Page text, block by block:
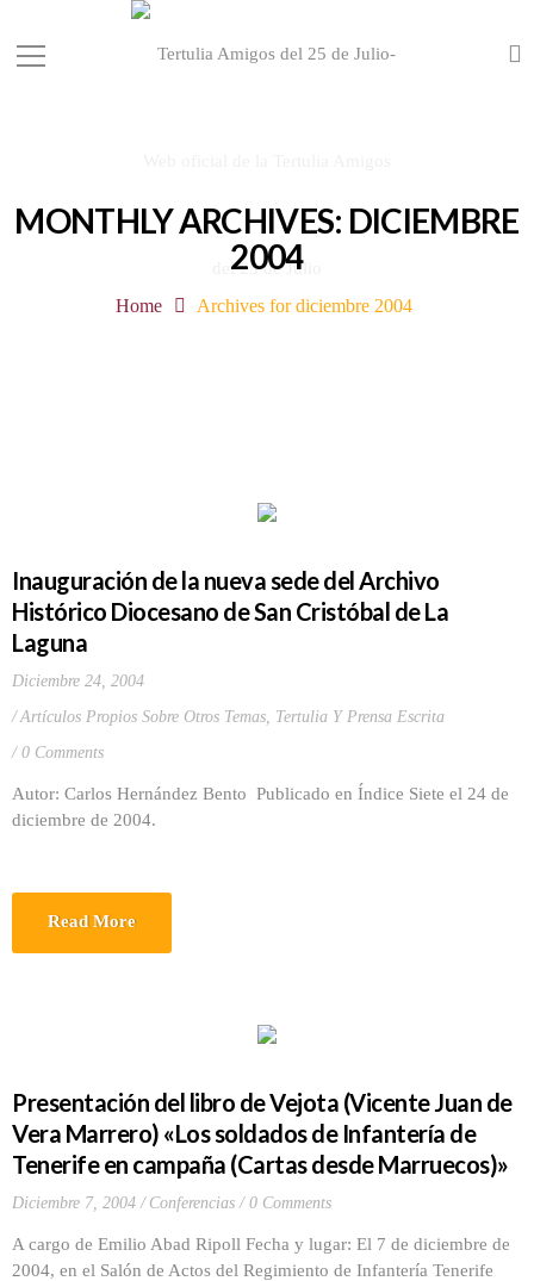
MONTHLY ARCHIVES: DICIEMBRE
2004
Home Archives for diciembre 2004
Inauguración de la nueva sede del Archivo
Histórico Diocesano de San Cristóbal de La
Laguna
Diciembre 24, 2004
Artículos Propios Sobre Otros Temas, Tertulia Y Prensa Escrita
0 Comments
Autor: Carlos Hernández Bento Publicado en Índice Siete el 24 de
diciembre de 2004.
Read More
Presentación del libro de Vejota (Vicente Juan de
Vera Marrero) «Los soldados de Infantería de
Tenerife en campaña (Cartas desde Marruecos)»
Diciembre 7, 2004 Conferencias 0 Comments
A cargo de Emilio Abad Ripoll Fecha y lugar: El 7 de diciembre de
2004, en el Salón de Actos del Regimiento de Infantería Tenerife